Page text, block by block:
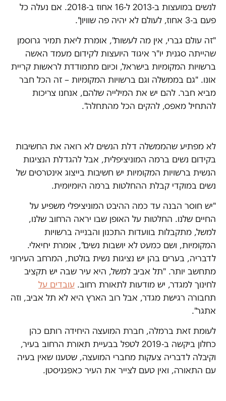
לנשים במועצות ב-2013 ל-16 אחוז ב-2018. אם נעלה כל
פעם ב-3 אחוז, לעולם לא יהיה פה שוויון".
"זה עולם גברי, אין מה לעשות", אומרת ליאת תמיר גרוסמן
שהייתה סגנית יו"ר איגוד היועצות לקידום מעמד האשה
ברשויות המקומיות בישראל, וכיום מתמודדת לראשות קריית
אונו. "גם בממשלה וגם ברשויות המקומיות – זה הכל חבר
מביא חבר. להם יש את המילייה שלהם, אנחנו צריכות
להתחיל מאפס, להקים הכל מהתחלה".
לא מפתיע שהממשלה דלת הנשים לא רואה את החשיבות
בקידום נשים ברמה המוניציפלית, אבל להגדלת הנציגות
הנשית ברשויות המקומיות יש חשיבות בייצוג אינטרסים של
נשים במוקדי קבלת ההחלטות ברמה היומיומית.
"יש חוסר הבנה עד כמה ההיבט המוניציפלי משפיע על
החיים שלנו. החלטות על האופן שבו יראה הרחוב שלנו,
למשל, מתקבלות בוועדות התכנון והבנייה ברשויות
המקומיות, ושם כמעט לא יושבות נשים", אומרת יחיאלי.
לדבריה, בערים בהן יש נציגות נשית בולטת, המרחב העירוני
מתחשב יותר. "תל אביב למשל, היא עיר שבה יש תקציב
לחינוך למגדר, יש מודעות לתאורת רחוב. עובדים על
תחבורה רגישת מגדר, אבל רוב הארץ היא לא תל אביב, וזה
אתגר".
לעומת זאת ברמלה, חברת המועצה היחידה רותם כהן
כחלון ביקשה ב-2019 לטפל בבעיית תאורת הרחוב בעיר,
וקיבלה לדבריה צעקות מחברי המועצה, שטענו שאין בעיה
עם התאורה, ואין טעם לצייר את העיר כאפגניסטן.